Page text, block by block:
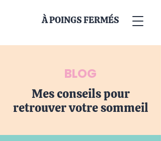
À POINGS FERMÉS
BLOG
Mes conseils pour
retrouver votre sommeil